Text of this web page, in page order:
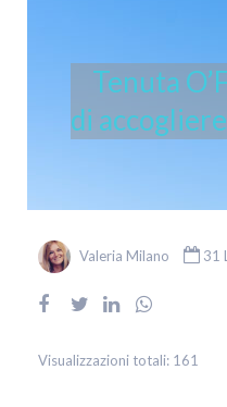
Tenuta
di accogliere
Valeria Milano 31
Visualizzazioni totali: 161